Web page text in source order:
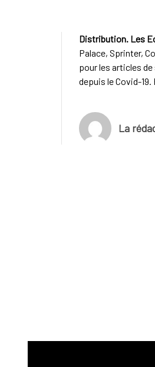
Distribution. Les
Palace, Sprinter,
pour les articles
depuis le Covid-19.
La